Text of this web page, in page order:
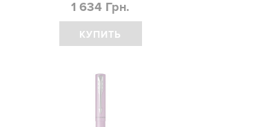
1 634 Грн.
КУПИТЬ